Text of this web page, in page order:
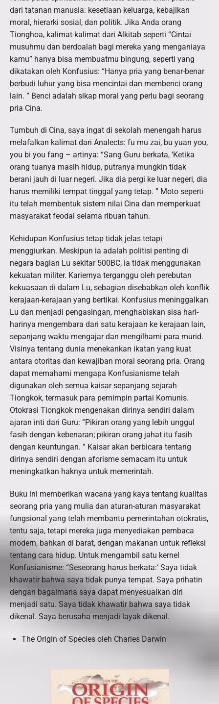
dari tatanan manusia: kesetiaan keluarga, kebajikan
moral, hierarki sosial, dan politik. Jika Anda orang
Tionghoa, kalimat-kalimat dari Alkitab seperti “Cintai
musuhmu dan berdoalah bagi mereka yang menganiaya
kamu” hanya bisa membuatmu bingung, seperti yang
dikatakan oleh Konfusius: “Hanya pria yang benar-benar
berbudi luhur yang bisa mencintai dan membenci orang
lain. ” Benci adalah sikap moral yang perlu bagi seorang
pria Cina.
Tumbuh di Cina, saya ingat di sekolah menengah harus
melafalkan kalimat dari Analects: fu mu zai, bu yuan you,
you bi you fang – artinya: “Sang Guru berkata, ‘Ketika
orang tuanya masih hidup, putranya mungkin tidak
berani jauh di luar negeri. Jika dia pergi ke luar negeri, dia
harus memiliki tempat tinggal yang tetap. ” Moto seperti
itu telah membentuk sistem nilai Cina dan memperkuat
masyarakat feodal selama ribuan tahun.
Kehidupan Konfusius tetap tidak jelas tetapi
menggiurkan. Meskipun ia adalah politisi penting di
negara bagian Lu sekitar 500BC, ia tidak menggunakan
kekuatan militer. Kariernya terganggu oleh perebutan
kekuasaan di dalam Lu, sebagian disebabkan oleh konflik
kerajaan-kerajaan yang bertikai. Konfusius meninggalkan
Lu dan menjadi pengasingan, menghabiskan sisa hari-
harinya mengembara dari satu kerajaan ke kerajaan lain,
sepanjang waktu mengajar dan mengilhami para murid.
Visinya tentang dunia menekankan ikatan yang kuat
antara otoritas dan kewajiban moral seorang pria. Orang
dapat memahami mengapa Konfusianisme telah
digunakan oleh semua kaisar sepanjang sejarah
Tiongkok, termasuk para pemimpin partai Komunis.
Otokrasi Tiongkok mengenakan dirinya sendiri dalam
ajaran inti dari Guru: “Pikiran orang yang lebih unggul
fasih dengan kebenaran; pikiran orang jahat itu fasih
dengan keuntungan. ” Kaisar akan berbicara tentang
dirinya sendiri dengan aforisme semacam itu untuk
meningkatkan haknya untuk memerintah.
Buku ini memberikan wacana yang kaya tentang kualitas
seorang pria yang mulia dan aturan-aturan masyarakat
fungsional yang telah membantu pemerintahan otokratis,
tentu saja, tetapi mereka juga menyediakan pembaca
modern, bahkan di barat, dengan makanan untuk refleksi
tentang cara hidup. Untuk mengambil satu kernel
Konfusianisme: “Seseorang harus berkata:‘ Saya tidak
khawatir bahwa saya tidak punya tempat. Saya prihatin
dengan bagaimana saya dapat menyesuaikan diri
menjadi satu. Saya tidak khawatir bahwa saya tidak
dikenal. Saya berusaha menjadi layak dikenal.
The Origin of Species oleh Charles Darwin